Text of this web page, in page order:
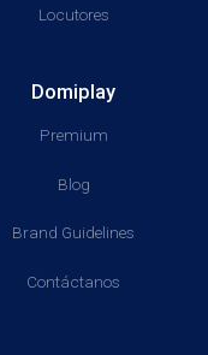
Locutores
Domiplay
Premium
Blog
Brand Guidelines
Contáctanos